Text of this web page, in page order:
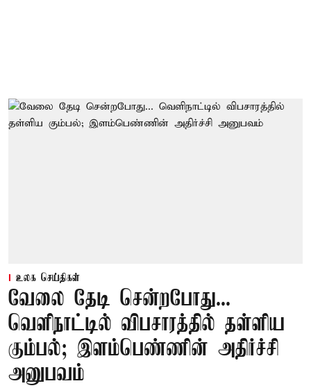
உலக செய்திகள்
வேலை தேடி சென்றபோது...
வெளிநாட்டில் விபசாரத்தில் தள்ளிய
கும்பல்; இளம்பெண்ணின் அதிர்ச்சி
அனுபவம்